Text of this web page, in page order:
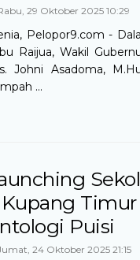
29 Oktober 2025 10:29
Pelopor9.com -
Raijua, Wakil
Johni Asadoma,
...
Puisi
24 Oktober 2025 21:15